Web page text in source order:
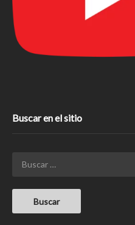
Buscar en el sitio